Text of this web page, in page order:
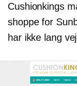
Cushionkings
shoppe for
har ikke lang